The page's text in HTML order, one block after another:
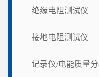
绝缘电阻测试仪
接地电阻测试仪
记录仪/电能质量